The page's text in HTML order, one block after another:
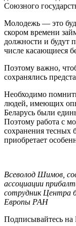
Союзного
Молодежь — это
скором времени
должности и будут
числе касающиеся
Поэтому важно,
сохранялись
Необходимо
людей, имеющих
Беларусь были
Поэтому работа с
сохранения тесных
приобретает
Всеволод Шимов,
ассоциации
сотрудник Центра
Европы РАН
Подписывайтесь на